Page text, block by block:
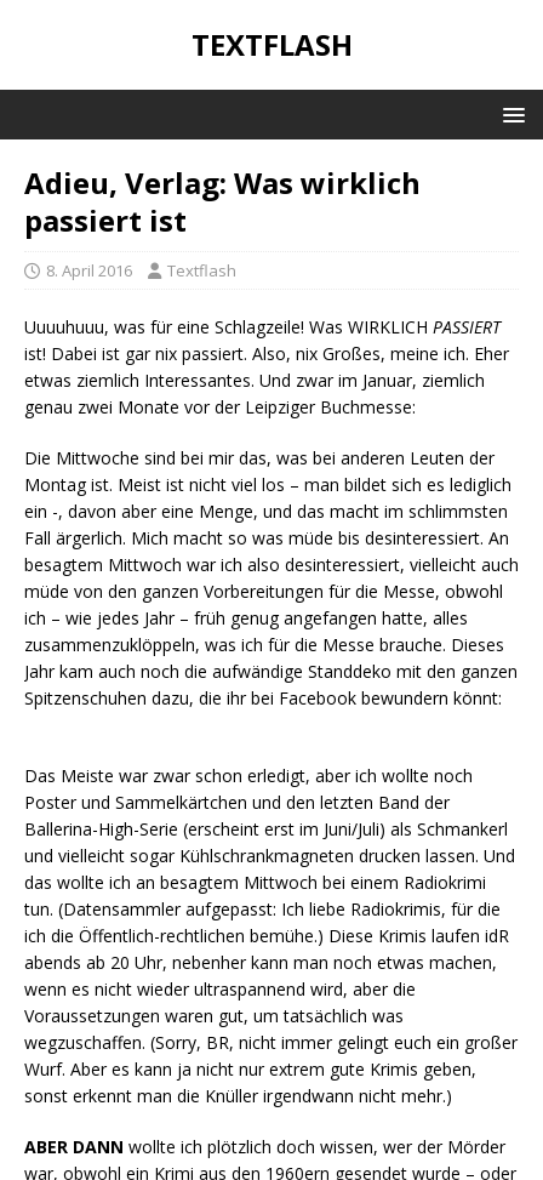
TEXTFLASH
Adieu, Verlag: Was wirklich
passiert ist
8. April 2016 Textflash
Uuuuhuuu, was für eine Schlagzeile! Was WIRKLICH PASSIERT
ist! Dabei ist gar nix passiert. Also, nix Großes, meine ich. Eher
etwas ziemlich Interessantes. Und zwar im Januar, ziemlich
genau zwei Monate vor der Leipziger Buchmesse:
Die Mittwoche sind bei mir das, was bei anderen Leuten der
Montag ist. Meist ist nicht viel los – man bildet sich es lediglich
ein -, davon aber eine Menge, und das macht im schlimmsten
Fall ärgerlich. Mich macht so was müde bis desinteressiert. An
besagtem Mittwoch war ich also desinteressiert, vielleicht auch
müde von den ganzen Vorbereitungen für die Messe, obwohl
ich – wie jedes Jahr – früh genug angefangen hatte, alles
zusammenzuklöppeln, was ich für die Messe brauche. Dieses
Jahr kam auch noch die aufwändige Standdeko mit den ganzen
Spitzenschuhen dazu, die ihr bei Facebook bewundern könnt:
Das Meiste war zwar schon erledigt, aber ich wollte noch
Poster und Sammelkärtchen und den letzten Band der
Ballerina-High-Serie (erscheint erst im Juni/Juli) als Schmankerl
und vielleicht sogar Kühlschrankmagneten drucken lassen. Und
das wollte ich an besagtem Mittwoch bei einem Radiokrimi
tun. (Datensammler aufgepasst: Ich liebe Radiokrimis, für die
ich die Öffentlich-rechtlichen bemühe.) Diese Krimis laufen idR
abends ab 20 Uhr, nebenher kann man noch etwas machen,
wenn es nicht wieder ultraspannend wird, aber die
Voraussetzungen waren gut, um tatsächlich was
wegzuschaffen. (Sorry, BR, nicht immer gelingt euch ein großer
Wurf. Aber es kann ja nicht nur extrem gute Krimis geben,
sonst erkennt man die Knüller irgendwann nicht mehr.)
ABER DANN wollte ich plötzlich doch wissen, wer der Mörder
war, obwohl ein Krimi aus den 1960ern gesendet wurde – oder